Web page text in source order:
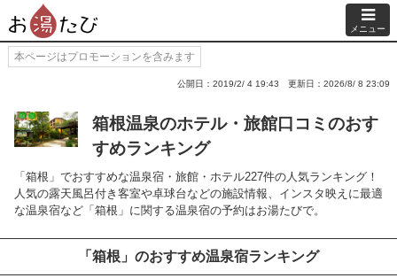
メニュー
本ページはプロモーションを含みます
公開日：2019/2/ 4 19:43 更新日：2026/8/ 8 23:09
箱根温泉のホテル・旅館口コミのおす
すめランキング
「箱根」でおすすめな温泉宿・旅館・ホテル227件の人気ランキング！
人気の露天風呂付き客室や卓球台などの施設情報、インスタ映えに最適
な温泉宿など「箱根」に関する温泉宿の予約はお湯たびで。
「箱根」のおすすめ温泉宿ランキング